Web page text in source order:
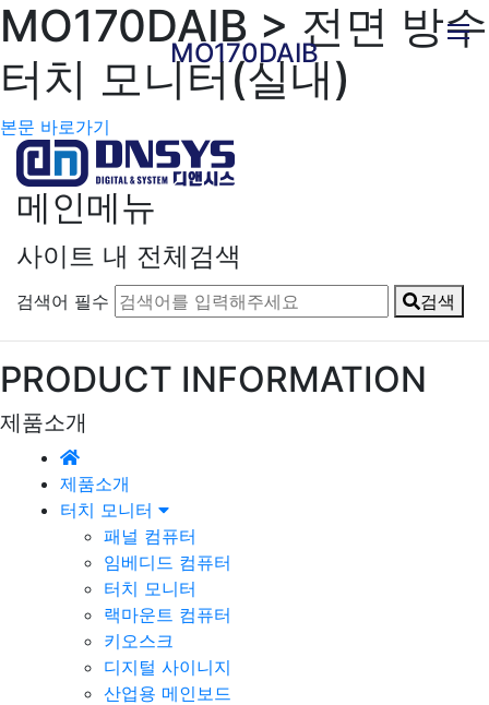
MO170DAIB > 전면 방수
터치 모니터(실내)
본문 바로가기
메인메뉴
사이트 내 전체검색
검색어 필수 검색
PRODUCT INFORMATION
제품소개
제품소개
터치 모니터
패널 컴퓨터
임베디드 컴퓨터
터치 모니터
랙마운트 컴퓨터
키오스크
디지털 사이니지
산업용 메인보드
MO170DAIB